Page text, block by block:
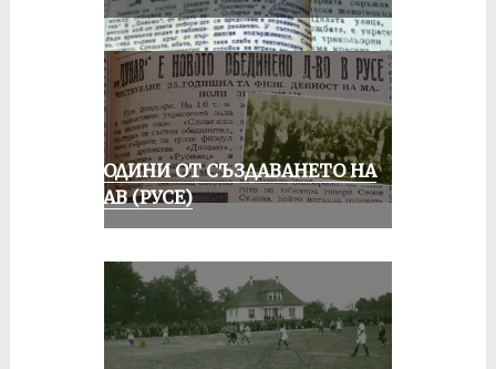
70 ГОДИНИ ОТ СЪЗДАВАНЕТО НА
ДУНАВ (РУСЕ)